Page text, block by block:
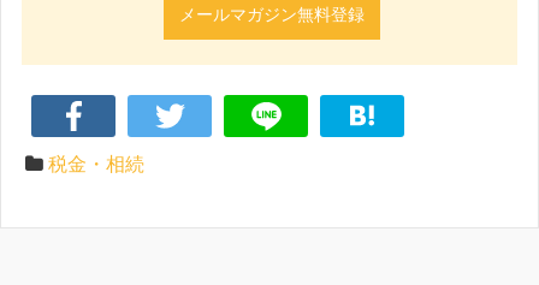
メールマガジン無料登録
税金・相続